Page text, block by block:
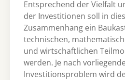
Entsprechend der Vielfalt
der Investitionen soll in
Zusammenhang ein
technischen,
und wirtschaftlichen
werden. Je nach
Investitionsproblem wird